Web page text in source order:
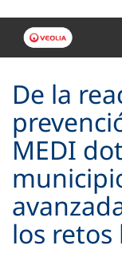
De la
MEDI
los